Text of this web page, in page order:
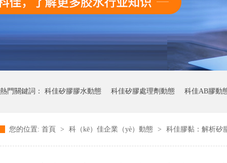
熱門關鍵詞： 科佳矽膠膠水動態 科佳矽膠處理劑動態 科佳AB膠動
科（kē）佳快幹膠動態（tài）
您的位置: 首頁 > 科（kē）佳企業（yè）動態 > 科佳膠黏：解析矽